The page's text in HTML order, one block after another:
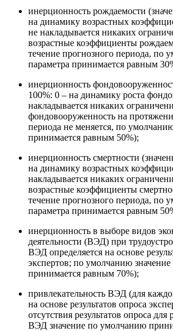
инерционность рождаемости
на динамику возрастных
не накладывается никаких
возрастные коэффициенты
течение прогнозного периода, по
параметра принимается равным
инерционность
100%: 0 – на динамику роста
накладывается никаких
фондовооруженность на
периода не меняется, по
принимается равным 50%);
инерционность смертности
на динамику возрастных
накладывается никаких
возрастные коэффициенты
течение прогнозного периода, по
параметра принимается равным
инерционность в выборе видов
деятельности (ВЭД) при
ВЭД определяется на основе
экспертов; по умолчанию значение
принимается равным 70%);
привлекательность ВЭД (для
на основе результатов опроса
отсутствия результатов опроса для
ВЭД значение по умолчанию